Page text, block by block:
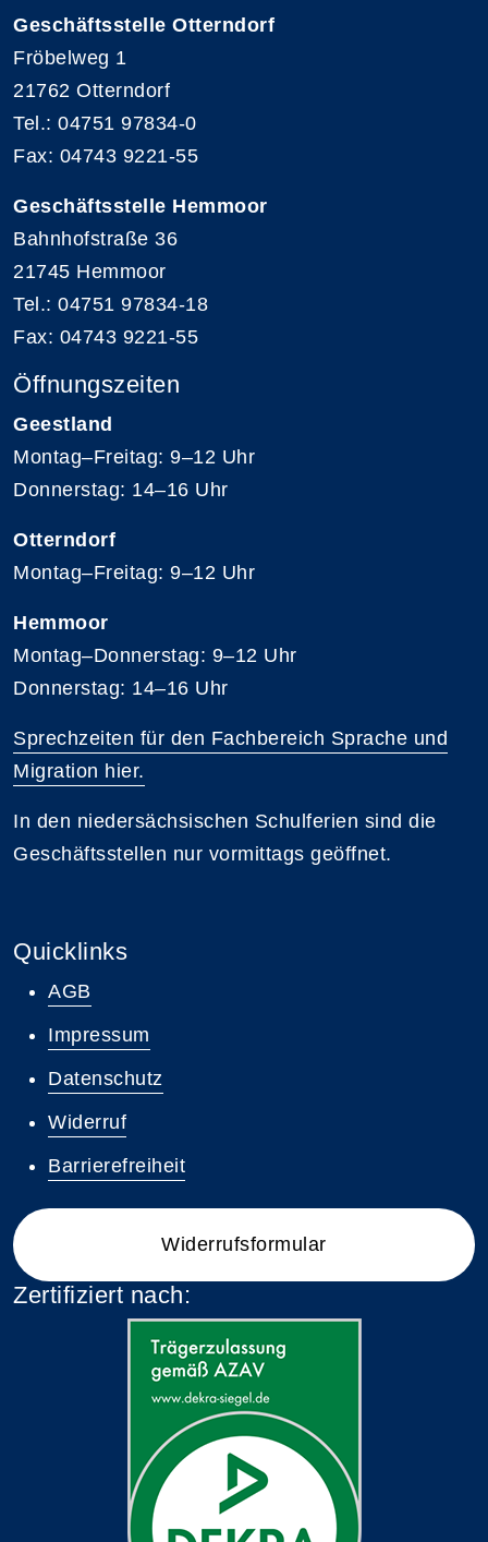
Geschäftsstelle Otterndorf
Fröbelweg 1
21762 Otterndorf
Tel.: 04751 97834-0
Fax: 04743 9221-55
Geschäftsstelle Hemmoor
Bahnhofstraße 36
21745 Hemmoor
Tel.: 04751 97834-18
Fax: 04743 9221-55
Öffnungszeiten
Geestland
Montag–Freitag: 9–12 Uhr
Donnerstag: 14–16 Uhr
Otterndorf
Montag–Freitag: 9–12 Uhr
Hemmoor
Montag–Donnerstag: 9–12 Uhr
Donnerstag: 14–16 Uhr
Sprechzeiten für den Fachbereich Sprache und
Migration hier.
In den niedersächsischen Schulferien sind die
Geschäftsstellen nur vormittags geöffnet.
Quicklinks
AGB
Impressum
Datenschutz
Widerruf
Barrierefreiheit
Widerrufsformular
Zertifiziert nach: